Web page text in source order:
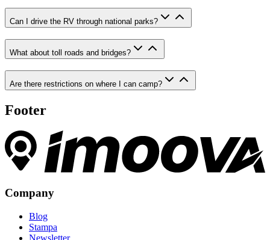
Can I drive the RV through national parks?
What about toll roads and bridges?
Are there restrictions on where I can camp?
Footer
Company
Blog
Stampa
Newsletter